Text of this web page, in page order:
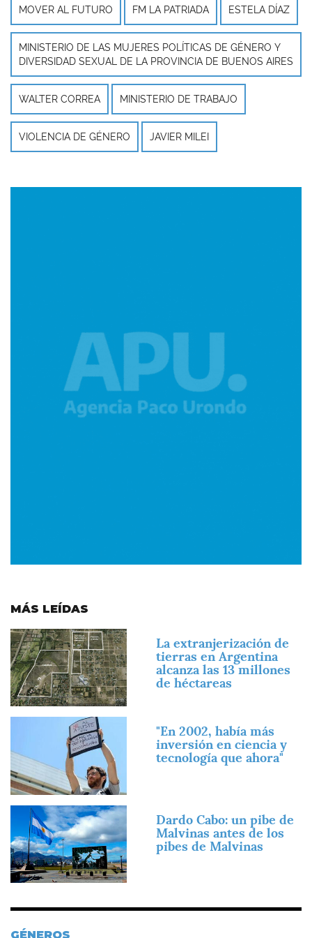
MOVER AL FUTURO FM LA PATRIADA ESTELA DÍAZ
MINISTERIO DE LAS MUJERES POLÍTICAS DE GÉNERO Y
DIVERSIDAD SEXUAL DE LA PROVINCIA DE BUENOS AIRES
WALTER CORREA MINISTERIO DE TRABAJO
VIOLENCIA DE GÉNERO JAVIER MILEI
MÁS LEÍDAS
Imagen
La extranjerización de
tierras en Argentina
alcanza las 13 millones
de héctareas
"En 2002, había más
inversión en ciencia y
tecnología que ahora"
Imagen
Dardo Cabo: un pibe de
Malvinas antes de los
pibes de Malvinas
GÉNEROS